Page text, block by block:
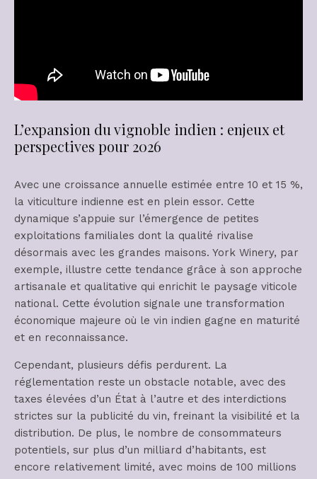
L’expansion du vignoble indien : enjeux et
perspectives pour 2026
Avec une croissance annuelle estimée entre 10 et 15 %,
la viticulture indienne est en plein essor. Cette
dynamique s’appuie sur l’émergence de petites
exploitations familiales dont la qualité rivalise
désormais avec les grandes maisons. York Winery, par
exemple, illustre cette tendance grâce à son approche
artisanale et qualitative qui enrichit le paysage viticole
national. Cette évolution signale une transformation
économique majeure où le vin indien gagne en maturité
et en reconnaissance.
Cependant, plusieurs défis perdurent. La
réglementation reste un obstacle notable, avec des
taxes élevées d’un État à l’autre et des interdictions
strictes sur la publicité du vin, freinant la visibilité et la
distribution. De plus, le nombre de consommateurs
potentiels, sur plus d’un milliard d’habitants, est
encore relativement limité, avec moins de 100 millions